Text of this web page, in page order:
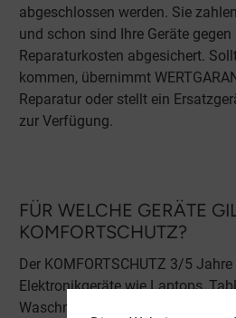
abgeschlossen werden. Sie
und schon sind Ihre Geräte
Reparaturkosten abgesichert.
kommen, übernimmt
Reparatur oder stellt ein
zur Verfügung.
FÜR WELCHE GERÄTE
KOMFORTSCHUTZ?
Der KOMFORTSCHUTZ 3/5
Elektronikgeräte wie Laptops,
Waschmaschinen und mehr